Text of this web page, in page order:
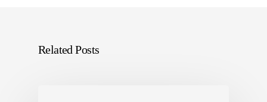
Related Posts